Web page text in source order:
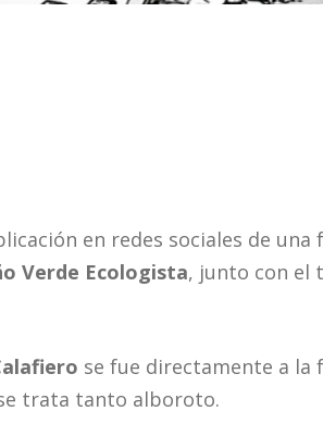
en redes sociales de
Verde Ecologista, junto con el
se fue directamente a la
trata tanto alboroto.